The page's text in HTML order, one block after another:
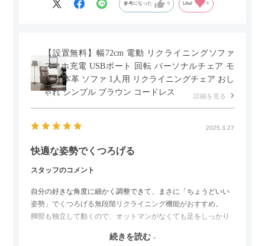
参考になった 0 Like! 0
【設置無料】幅72cm 電動 リクライニングソファ
スマホ充電 USBポート 回転 パーソナルチェア モ
ダン 本革 ソファ 1人用 リクライニングチェア おし
ゃれ シンプル ブラウン コードレス
詳細を見る
2025.3.27
快適な姿勢でくつろげる
スタッフのコメント
自分の好きな角度に細かく調整できて、まさに「ちょうどいい
姿勢」でくつろげる無段階リクライニング機能がおすすめ。
脚部も独立して動くので、オットマンがなくても足をしっかり
スマホやタブレットを充電しながらリラックスできるのが嬉し
続きを読む